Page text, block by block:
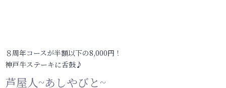
８周年コースが半額以下の8,000円！
神戸牛ステーキに舌鼓♪
芦屋人~あしやびと~